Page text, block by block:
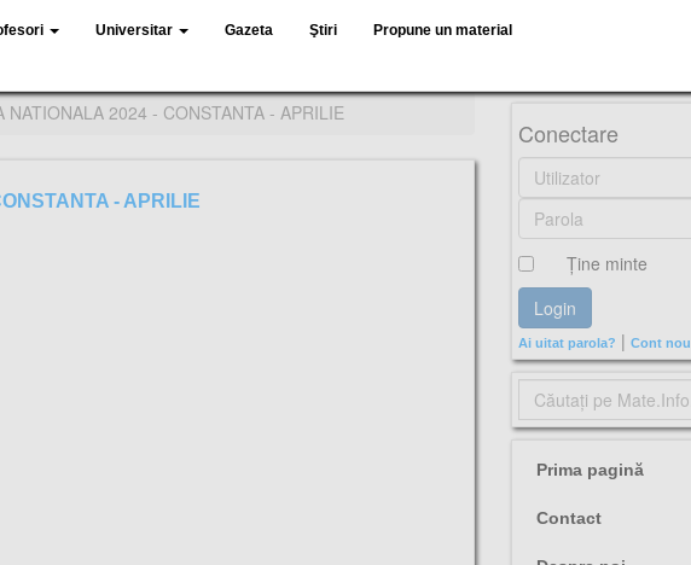
Universitar Gazeta Ştiri Propune un material
NATIONALA 2024 - CONSTANTA - APRILIE
- APRILIE
Conectare
Ţine minte
Ai uitat parola? | Cont nou
Prima pagină
Contact